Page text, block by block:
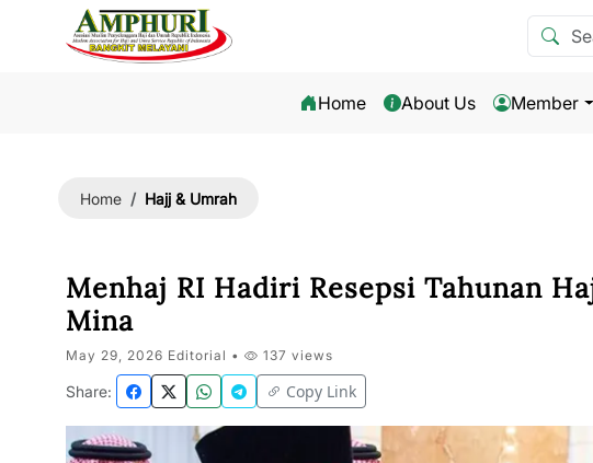
Search
Home About Us Member
Home Hajj & Umrah
Menhaj RI Hadiri Resepsi Tahunan
Mina
May 29, 2026 Editorial • 137 views
Share: Copy Link